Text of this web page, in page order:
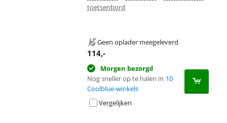
toetsenbord
Geen oplader meegeleverd
114,-
Morgen bezorgd
Nog sneller op te halen in 10
Coolblue-winkels
Vergelijken